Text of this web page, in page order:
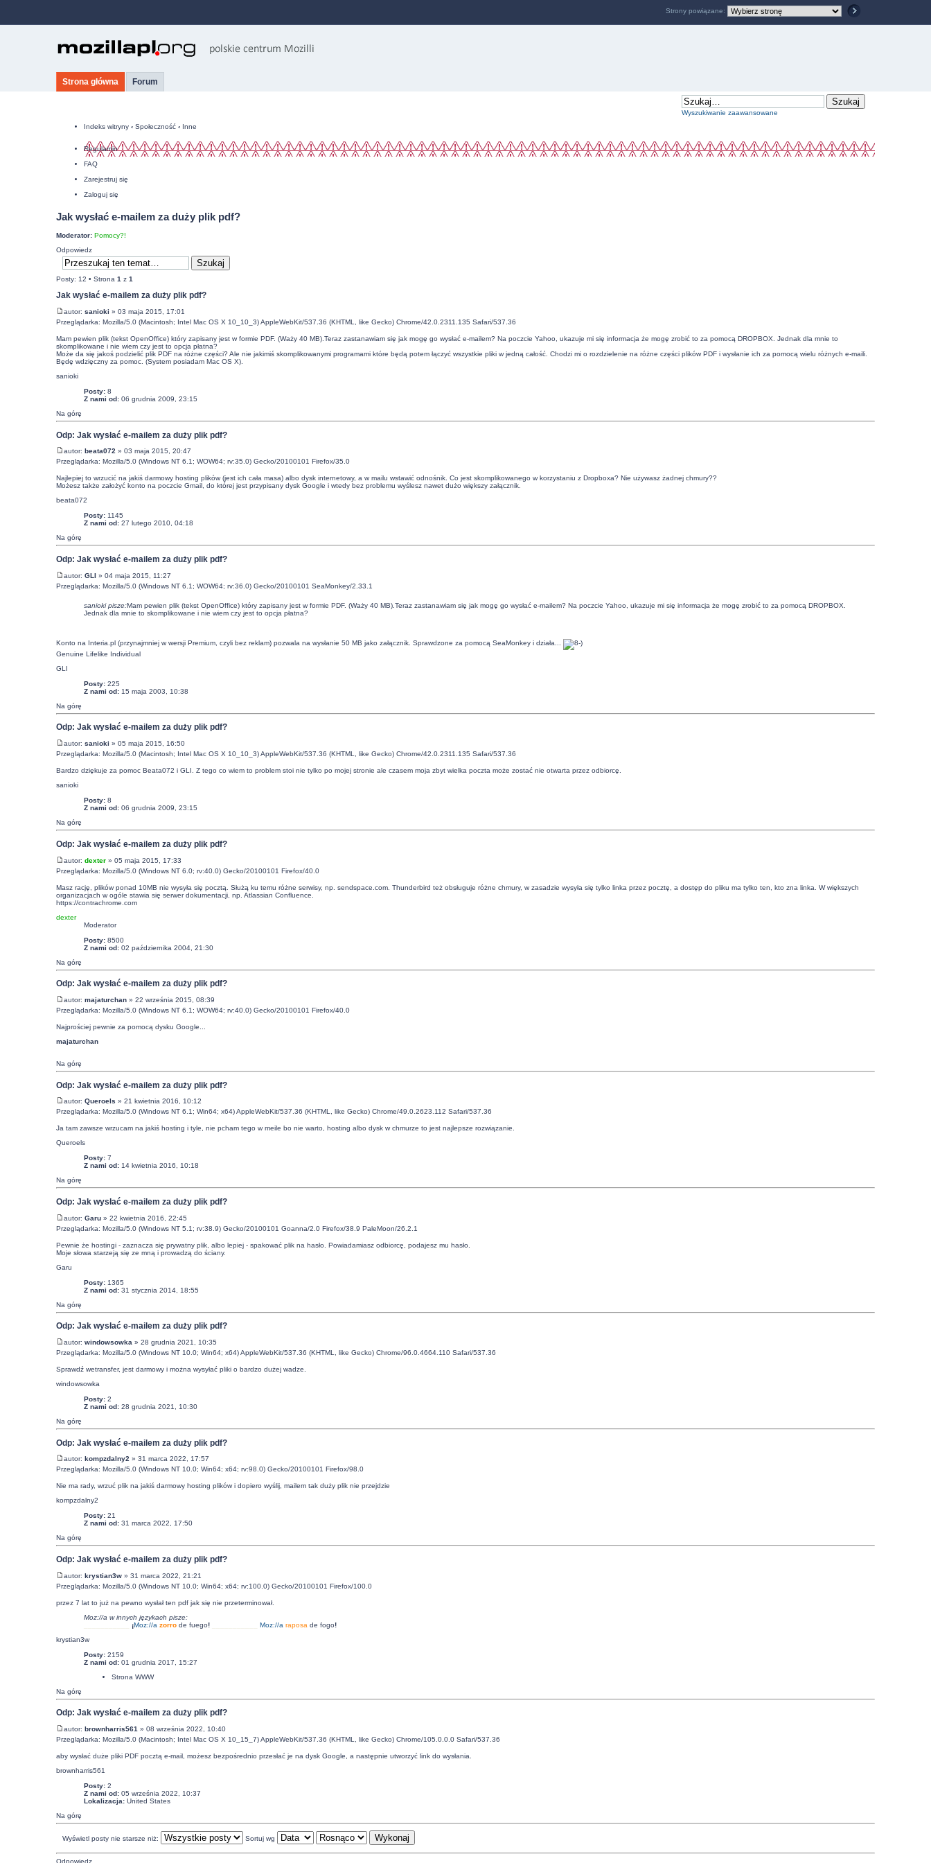
Strona główna Forum
Wyszukiwanie zaawansowane
Indeks witryny ‹ Społeczność ‹ Inne
Regulamin
FAQ
Zarejestruj się
Zaloguj się
Jak wysłać e-mailem za duży plik pdf?
Moderator: Pomocy?!
Odpowiedz
Posty: 12 • Strona 1 z 1
Jak wysłać e-mailem za duży plik pdf?
autor: sanioki » 03 maja 2015, 17:01
Przeglądarka: Mozilla/5.0 (Macintosh; Intel Mac OS X 10_10_3) AppleWebKit/537.36 (KHTML, like Gecko) Chrome/42.0.2311.135 Safari/537.36
Mam pewien plik (tekst OpenOffice) który zapisany jest w formie PDF. (Waży 40 MB).Teraz zastanawiam się jak mogę go wysłać e-mailem? Na poczcie Yahoo, ukazuje mi się informacja że mogę zrobić to za pomocą DROPBOX. Jednak dla mnie to
skomplikowane i nie wiem czy jest to opcja płatna?
Może da się jakoś podzielić plik PDF na różne części? Ale nie jakimiś skomplikowanymi programami które będą potem łączyć wszystkie pliki w jedną całość. Chodzi mi o rozdzielenie na różne części plików PDF i wysłanie ich za pomocą wielu różnych e-maili.
Będę wdzięczny za pomoc. (System posiadam Mac OS X).
sanioki
Posty:8
Z nami od:06 grudnia 2009, 23:15
Na górę
Odp: Jak wysłać e-mailem za duży plik pdf?
autor: beata072» 03 maja 2015, 20:47
Przeglądarka: Mozilla/5.0 (Windows NT 6.1; WOW64; rv:35.0) Gecko/20100101 Firefox/35.0
Najlepiej to wrzucić na jakiś darmowy hosting plików (jest ich cała masa) albo dysk internetowy, a w mailu wstawić odnośnik. Co jest skomplikowanego w korzystaniu z Dropboxa? Nie używasz żadnej chmury??
Możesz także założyć konto na poczcie Gmail, do której jest przypisany dysk Google i wtedy bez problemu wyślesz nawet dużo większy załącznik.
beata072
Posty:1145
Z nami od:27 lutego 2010, 04:18
Na górę
Odp: Jak wysłać e-mailem za duży plik pdf?
autor: GLI» 04 maja 2015, 11:27
Przeglądarka: Mozilla/5.0 (Windows NT 6.1; WOW64; rv:36.0) Gecko/20100101 SeaMonkey/2.33.1
sanioki pisze:Mam pewien plik (tekst OpenOffice) który zapisany jest w formie PDF. (Waży 40 MB).Teraz zastanawiam się jak mogę go wysłać e-mailem? Na poczcie Yahoo, ukazuje mi się informacja że mogę zrobić to za pomocą DROPBOX.
Jednak dla mnie to skomplikowane i nie wiem czy jest to opcja płatna?
Konto na Interia.pl (przynajmniej w wersji Premium, czyli bez reklam) pozwala na wysłanie 50 MB jako załącznik. Sprawdzone za pomocą SeaMonkeyi działa...
Genuine Lifelike Individual
GLI
Posty:225
Z nami od:15 maja 2003, 10:38
Na górę
Odp: Jak wysłać e-mailem za duży plik pdf?
autor: sanioki » 05 maja 2015, 16:50
Przeglądarka: Mozilla/5.0 (Macintosh; Intel Mac OS X 10_10_3) AppleWebKit/537.36 (KHTML, like Gecko) Chrome/42.0.2311.135 Safari/537.36
Bardzo dziękuje za pomoc Beata072 i GLI. Z tego co wiem to problem stoi nie tylko po mojej stronie ale czasem moja zbyt wielka poczta może zostać nie otwarta przez odbiorcę.
sanioki
Posty:8
Z nami od:06 grudnia 2009, 23:15
Na górę
Odp: Jak wysłać e-mailem za duży plik pdf?
autor: dexter» 05 maja 2015, 17:33
Przeglądarka: Mozilla/5.0 (Windows NT 6.0; rv:40.0) Gecko/20100101 Firefox/40.0
Masz rację, plików ponad 10MB nie wysyła się pocztą. Służą ku temu różne serwisy, np. sendspace.com. Thunderbird też obsługuje różne chmury, w zasadzie wysyła się tylko linka przez pocztę, a dostęp do pliku ma tylko ten, kto zna linka. W większych
organizacjach w ogóle stawia się serwer dokumentacji, np. Atlassian Confluence.
https://contrachrome.com
dexter
Moderator
Posty:8500
Z nami od:02 października 2004, 21:30
Na górę
Odp: Jak wysłać e-mailem za duży plik pdf?
autor: majaturchan» 22 września 2015, 08:39
Przeglądarka: Mozilla/5.0 (Windows NT 6.1; WOW64; rv:40.0) Gecko/20100101 Firefox/40.0
Najprościej pewnie za pomocą dysku Google...
majaturchan
Na górę
Odp: Jak wysłać e-mailem za duży plik pdf?
autor: Queroels » 21 kwietnia 2016, 10:12
Przeglądarka: Mozilla/5.0 (Windows NT 6.1; Win64; x64) AppleWebKit/537.36 (KHTML, like Gecko) Chrome/49.0.2623.112 Safari/537.36
Ja tam zawsze wrzucam na jakiś hosting i tyle, nie pcham tego w meile bo nie warto, hosting albo dysk w chmurze to jest najlepsze rozwiązanie.
Queroels
Posty:7
Z nami od:14 kwietnia 2016, 10:18
Na górę
Odp: Jak wysłać e-mailem za duży plik pdf?
autor: Garu» 22 kwietnia 2016, 22:45
Przeglądarka: Mozilla/5.0 (Windows NT 5.1; rv:38.9) Gecko/20100101 Goanna/2.0 Firefox/38.9 PaleMoon/26.2.1
Pewnie że hostingi - zaznacza się prywatny plik, albo lepiej - spakować plik na hasło. Powiadamiasz odbiorcę, podajesz mu hasło.
Moje słowa starzeją się ze mną i prowadzą do ściany.
Garu
Posty:1365
Z nami od:31 stycznia 2014, 18:55
Na górę
Odp: Jak wysłać e-mailem za duży plik pdf?
autor: windowsowka » 28 grudnia 2021, 10:35
Przeglądarka: Mozilla/5.0 (Windows NT 10.0; Win64; x64) AppleWebKit/537.36 (KHTML, like Gecko) Chrome/96.0.4664.110 Safari/537.36
Sprawdź wetransfer, jest darmowy i można wysyłać pliki o bardzo dużej wadze.
windowsowka
Posty:2
Z nami od:28 grudnia 2021, 10:30
Na górę
Odp: Jak wysłać e-mailem za duży plik pdf?
autor: kompzdalny2» 31 marca 2022, 17:57
Przeglądarka: Mozilla/5.0 (Windows NT 10.0; Win64; x64; rv:98.0) Gecko/20100101 Firefox/98.0
Nie ma rady, wrzuć plik na jakiś darmowy hosting plików i dopiero wyślij, mailem tak duży plik nie przejdzie
kompzdalny2
Posty:21
Z nami od:31 marca 2022, 17:50
Na górę
Odp: Jak wysłać e-mailem za duży plik pdf?
autor: krystian3w» 31 marca 2022, 21:21
Przeglądarka: Mozilla/5.0 (Windows NT 10.0; Win64; x64; rv:100.0) Gecko/20100101 Firefox/100.0
przez 7 lat to już na pewno wysłał ten pdf jak się nie przeterminował.
Moz://a w innych językach pisze:
¡Moz://a zorrode fuego! Moz://a raposa de fogo!
krystian3w
Posty:2159
Z nami od:01 grudnia 2017, 15:27
Strona WWW
Na górę
Odp: Jak wysłać e-mailem za duży plik pdf?
autor: brownharris561 » 08 września 2022, 10:40
Przeglądarka: Mozilla/5.0 (Macintosh; Intel Mac OS X 10_15_7) AppleWebKit/537.36 (KHTML, like Gecko) Chrome/105.0.0.0 Safari/537.36
aby wysłać duże pliki PDF pocztą e-mail, możesz bezpośrednio przesłać je na dysk Google, a następnie utworzyć link do wysłania.
brownharris561
Posty:2
Z nami od:05 września 2022, 10:37
Lokalizacja:United States
Na górę
Wyświetl posty nie starsze niż: Sortuj wg
Odpowiedz
Strony powiązane: